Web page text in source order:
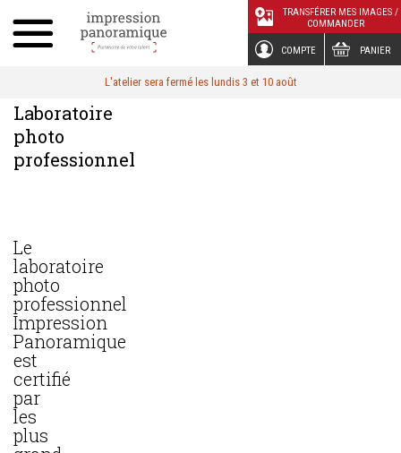
COMPTE PANIER
TRANSFÉRER MES IMAGES /
COMMANDER
L'atelier sera fermé les lundis 3 et 10 août
Laboratoire
photo
professionnel
Le
laboratoire
photo
professionnel
Impression
Panoramique
est
certifié
par
les
plus